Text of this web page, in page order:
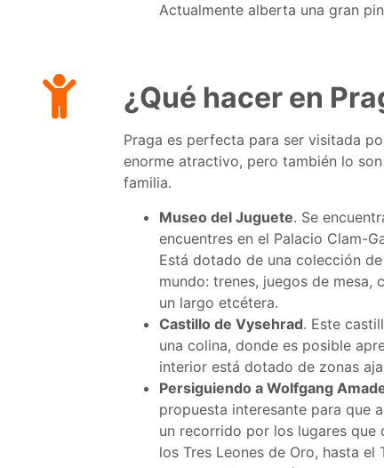
Actualmente alberta una gran
¿Qué hacer en
Praga es perfecta para ser visitada
enorme atractivo, pero también lo
familia.
Museo del Juguete. Se
encuentres en el Palacio Clam-
Está dotado de una colección
mundo: trenes, juegos de mesa,
un largo etcétera.
Castillo de Vysehrad. Este
una colina, donde es posible
interior está dotado de zonas
Persiguiendo a Wolfgang
propuesta interesante para que
un recorrido por los lugares que
los Tres Leones de Oro, hasta